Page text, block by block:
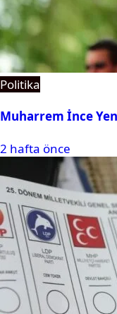
Politika
Muharrem İnce
2 hafta önce